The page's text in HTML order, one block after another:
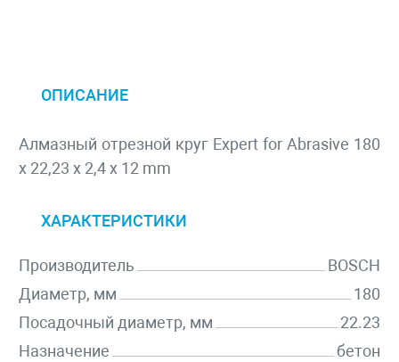
ОПИСАНИЕ
Алмазный отрезной круг Expert for Abrasive 180
x 22,23 x 2,4 x 12 mm
ХАРАКТЕРИСТИКИ
Производитель
BOSCH
Диаметр, мм
180
Посадочный диаметр, мм
22.23
Назначение
бетон